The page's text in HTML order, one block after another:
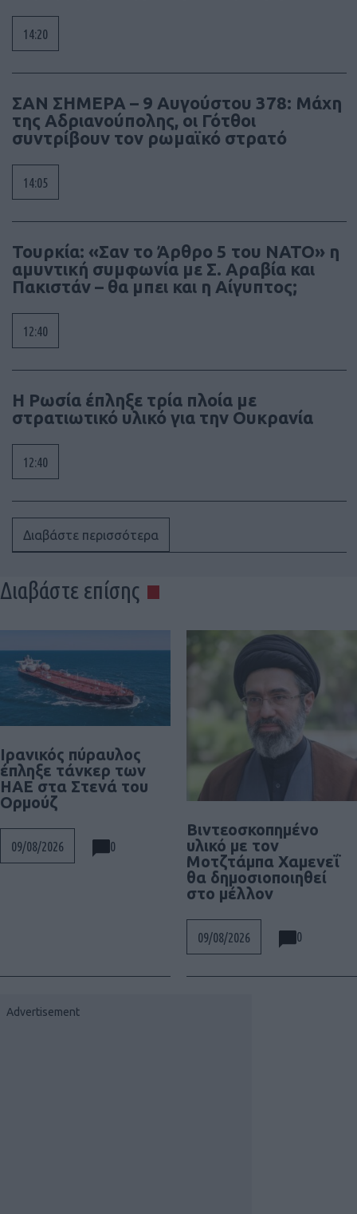
14:20
ΣΑΝ ΣΗΜΕΡΑ – 9 Αυγούστου 378: Μάχη
της Αδριανούπολης, οι Γότθοι
συντρίβουν τον ρωμαϊκό στρατό
14:05
Τουρκία: «Σαν το Άρθρο 5 του ΝΑΤΟ» η
αμυντική συμφωνία με Σ. Αραβία και
Πακιστάν – θα μπει και η Αίγυπτος;
12:40
Η Ρωσία έπληξε τρία πλοία με
στρατιωτικό υλικό για την Ουκρανία
12:40
Διαβάστε περισσότερα
Διαβάστε επίσης
Ιρανικός πύραυλος
έπληξε τάνκερ των
ΗΑΕ στα Στενά του
Ορμούζ
09/08/2026 0
Βιντεοσκοπημένο
υλικό με τον
Μοτζτάμπα Χαμενεΐ
θα δημοσιοποιηθεί
στο μέλλον
09/08/2026 0